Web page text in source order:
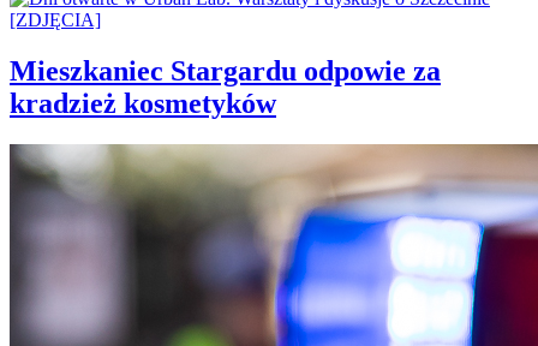
Mieszkaniec Stargardu odpowie za
kradzież kosmetyków